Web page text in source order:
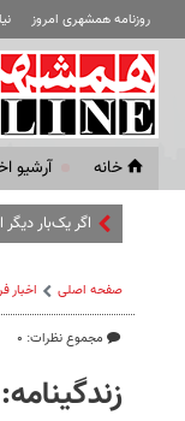
روزنامه همشهری امروز
خانه آرشیو
اگر یک‌بار
صفحه اصلی اخبار
مجموع نظرات: ۰
زندگینامه: